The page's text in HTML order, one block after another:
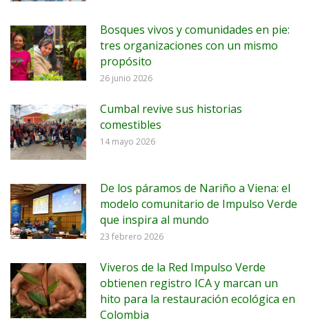
Bosques vivos y comunidades en pie:
tres organizaciones con un mismo
propósito
26 junio 2026
Cumbal revive sus historias
comestibles
14 mayo 2026
De los páramos de Nariño a Viena: el
modelo comunitario de Impulso Verde
que inspira al mundo
23 febrero 2026
Viveros de la Red Impulso Verde
obtienen registro ICA y marcan un
hito para la restauración ecológica en
Colombia